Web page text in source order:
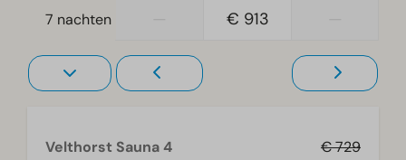
Televisie
7 nachten € 913
€ 729
Velthorst Sauna 4